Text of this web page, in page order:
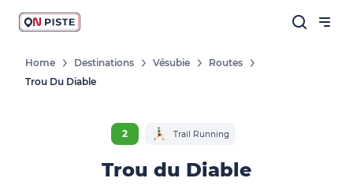
New destinations, routes, challenges,
races, don't miss a thing!
Home Destinations Vésubie
Routes
Trou Du Diable
2 Trail Running
Trou du Diable